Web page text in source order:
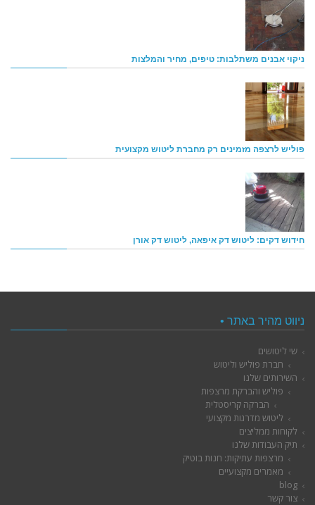
ניקוי אבנים משתלבות: טיפים, מחיר והמלצות
פוליש לרצפה מזמינים רק מחברת ליטוש מקצועית
חידוש דקים: ליטוש דק איפאה, ליטוש דק אורן
ניווט מהיר באתר •
שי ליטושים
חברת פוליש וליטוש
השירותים שלנו
פוליש והברקת מרצפות
הברקה קריסטלית
ליטוש מדרגות מקצועי
לקוחות ממליצים
תיק העבודות שלנו
מרצפות עתיקות: חנות בוטיק
מאמרים מקצועיים
blog
צור קשר